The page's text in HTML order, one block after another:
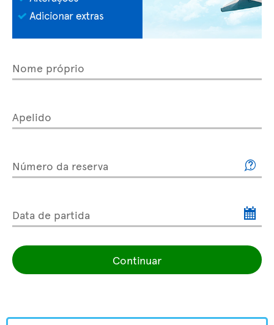
Nome próprio
Apelido
Número da reserva
Data de partida
Continuar